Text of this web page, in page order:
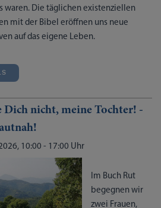
waren. Die täglichen existenziellen
mit der Bibel eröffnen uns neue
auf das eigene Leben.
Dich nicht, meine Tochter! -
10:00 - 17:00 Uhr
Im Buch Rut
begegnen wir
zwei Frauen,